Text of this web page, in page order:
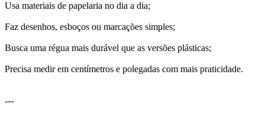
Usa materiais de papelaria no dia a dia;
Faz desenhos, esboços ou marcações simples;
Busca uma régua mais durável que as versões plásticas;
Precisa medir em centímetros e polegadas com mais praticidade.
---